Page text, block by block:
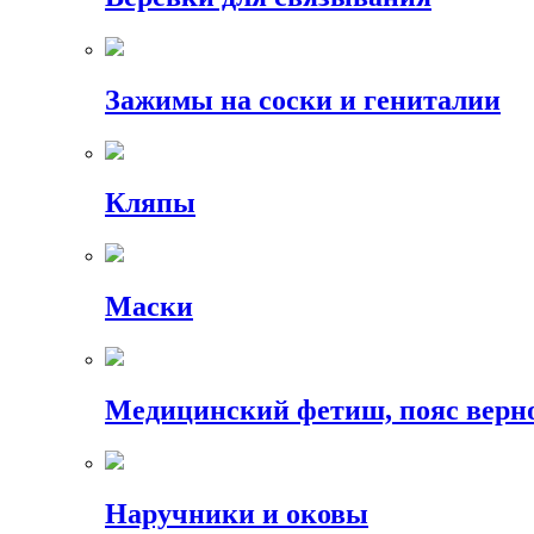
Зажимы на соски и гениталии
Кляпы
Маски
Медицинский фетиш, пояс
Наручники и оковы